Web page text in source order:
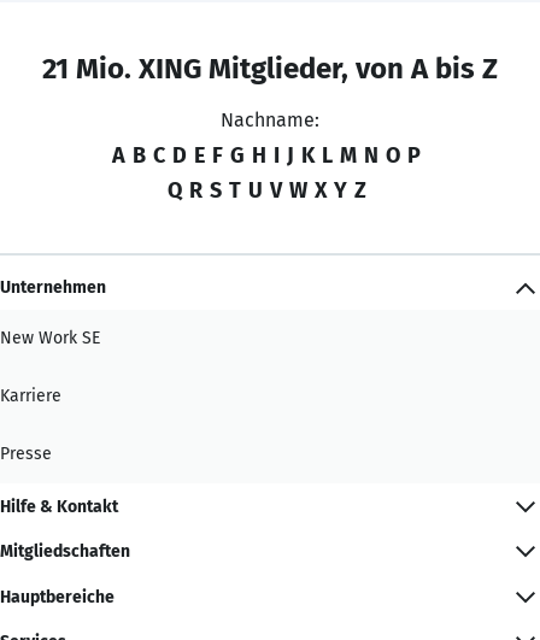
21 Mio. XING Mitglieder, von A bis Z
Nachname:
A B C D E F G H I J K L M N O P
Q R S T U V W X Y Z
Unternehmen
New Work SE
Karriere
Presse
Hilfe & Kontakt
Mitgliedschaften
Hauptbereiche